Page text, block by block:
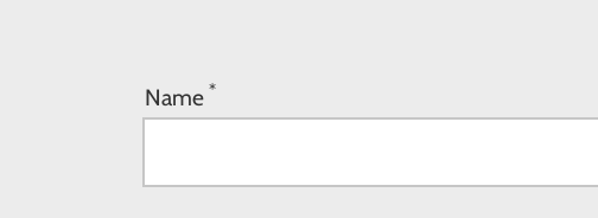
Name*